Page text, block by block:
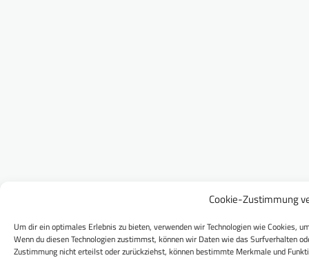
Cookie-Zustimmung
Um dir ein optimales Erlebnis zu bieten, verwenden wir Technologien wie Cookies,
Wenn du diesen Technologien zustimmst, können wir Daten wie das Surfverhalten
Zustimmung nicht erteilst oder zurückziehst, können bestimmte Merkmale und